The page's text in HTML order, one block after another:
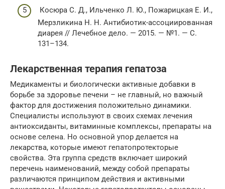
Косюра С. Д., Ильченко Л. Ю., Пожарицкая Е. И.,
Мерзликина Н. Н. Антибиотик-ассоциированная
диарея // Лечебное дело. — 2015. — №1. — С.
131–134.
Лекарственная терапия гепатоза
Медикаменты и биологически активные добавки в
борьбе за здоровье печени – не главный, но важный
фактор для достижения положительно динамики.
Специалисты используют в своих схемах лечения
антиоксиданты, витаминные комплексы, препараты на
основе селена. Но основной упор делается на
лекарства, которые имеют гепатопротекторые
свойства. Эта группа средств включает широкий
перечень наименований, между собой препараты
различаются принципом действия и активными